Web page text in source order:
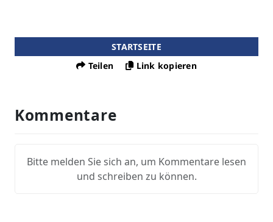
STARTSEITE
Teilen
Link kopieren
Kommentare
Bitte melden Sie sich an, um Kommentare lesen
und schreiben zu können.